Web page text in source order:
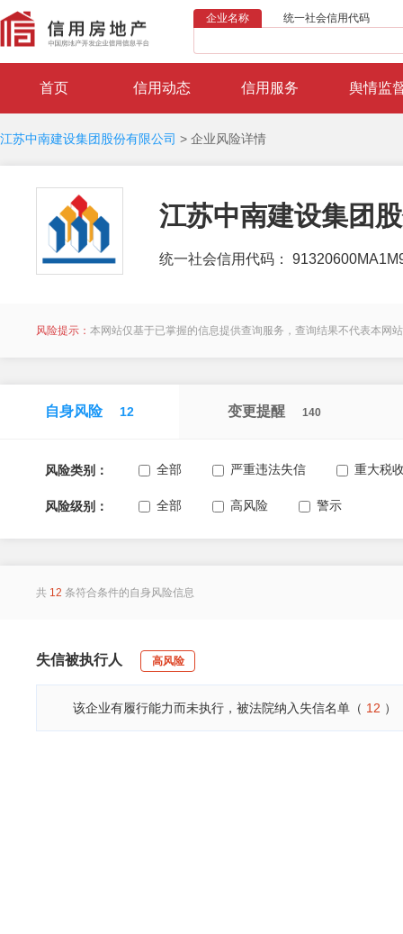
企业名称 统一社会信用代码
首页 信用动态 信用服务 舆情监
江苏中南建设集团股份有限公司 > 企业风险详情
江苏中南建设集团
统一社会信用代码：
风险提示： 本网站仅基于已掌握的信息提供查询服务，查询结果不代表本网
自身风险 12 变更提醒 140
风险类别： 全部 严重违法失信 重大税
风险级别： 全部 高风险 警示
共 12 条符合条件的自身风险信息
失信被执行人 高风险
该企业有履行能力而未执行，被法院纳入失信名单（ 12 ）